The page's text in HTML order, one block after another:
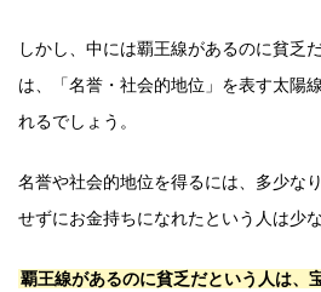
しかし、中には覇王線があるのに貧乏
は、「名誉・社会的地位」を表す太陽
れるでしょう。
名誉や社会的地位を得るには、多少な
せずにお金持ちになれたという人は少な
覇王線があるのに貧乏だという人は、